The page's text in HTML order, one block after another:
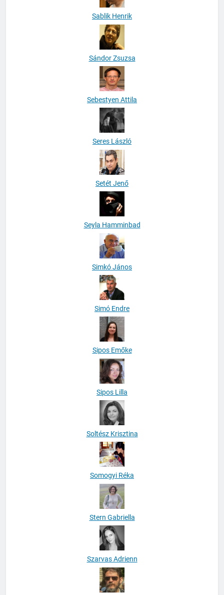
Sablik Henrik
Sándor Zsuzsa
Sebestyen Attila
Seres László
Setét Jenő
Seyla Hamminbad
Simkó János
Simó Endre
Sipos Emőke
Sipos Lilla
Soltész Krisztina
Somogyi Réka
Stern Gabriella
Szarvas Adrienn